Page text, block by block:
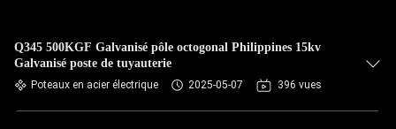
Q345 500KGF Galvanisé pôle octogonal Philippines 15kv
Galvanisé poste de tuyauterie
Poteaux en acier électrique 2025-05-07 396 vues